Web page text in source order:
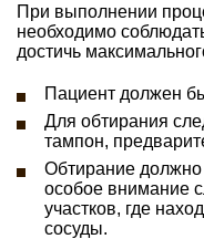
При выполнении
необходимо
достичь
Пациент должен
Для обтирания
тампон,
Обтирание
особое внимание
участков, где
сосуды.